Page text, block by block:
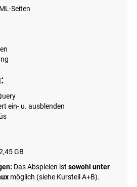
Seiten
ein- u. ausblenden
GB
Das Abspielen ist sowohl unter
möglich (siehe Kursteil A+B).